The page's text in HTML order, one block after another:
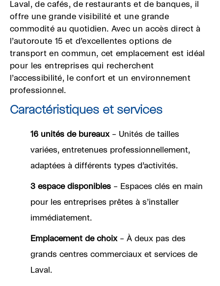
Laval, de cafés, de restaurants et de banques, il
offre une grande visibilité et une grande
commodité au quotidien. Avec un accès direct à
l’autoroute 15 et d’excellentes options de
transport en commun, cet emplacement est idéal
pour les entreprises qui recherchent
l’accessibilité, le confort et un environnement
professionnel.
Caractéristiques et services
16 unités de bureaux– Unités de tailles
variées, entretenues professionnellement,
adaptées à différents types d’activités.
3 espace disponibles– Espaces clés en main
pour les entreprises prêtes à s’installer
immédiatement.
Emplacement de choix– À deux pas des
grands centres commerciaux et services de
Laval.